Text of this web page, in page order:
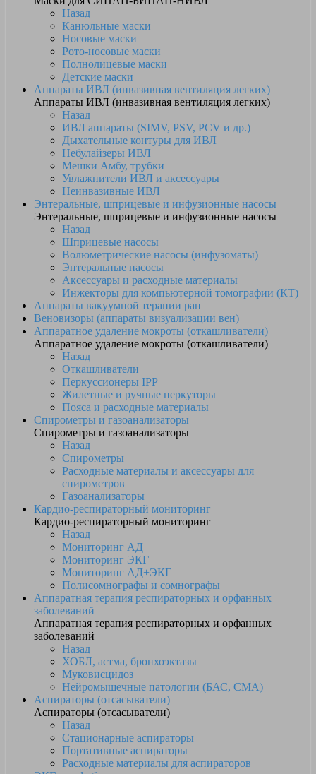
Назад
Канюльные маски
Носовые маски
Рото-носовые маски
Полнолицевые маски
Детские маски
Аппараты ИВЛ (инвазивная вентиляция легких)
Аппараты ИВЛ (инвазивная вентиляция легких)
Назад
ИВЛ аппараты (SIMV, PSV, PCV и др.)
Дыхательные контуры для ИВЛ
Небулайзеры ИВЛ
Мешки Амбу, трубки
Увлажнители ИВЛ и аксессуары
Неинвазивные ИВЛ
Энтеральные, шприцевые и инфузионные насосы
Энтеральные, шприцевые и инфузионные насосы
Назад
Шприцевые насосы
Волюметрические насосы (инфузоматы)
Энтеральные насосы
Аксессуары и расходные материалы
Инжекторы для компьютерной томографии (КТ)
Аппараты вакуумной терапии ран
Веновизоры (аппараты визуализации вен)
Аппаратное удаление мокроты (откашливатели)
Аппаратное удаление мокроты (откашливатели)
Назад
Откашливатели
Перкуссионеры IPP
Жилетные и ручные перкуторы
Пояса и расходные материалы
Спирометры и газоанализаторы
Спирометры и газоанализаторы
Назад
Спирометры
Расходные материалы и аксессуары для
спирометров
Газоанализаторы
Кардио-респираторный мониторинг
Кардио-респираторный мониторинг
Назад
Мониторинг АД
Мониторинг ЭКГ
Мониторинг АД+ЭКГ
Полисомнографы и сомнографы
Аппаратная терапия респираторных и орфанных
заболеваний
Аппаратная терапия респираторных и орфанных
заболеваний
Назад
ХОБЛ, астма, бронхоэктазы
Муковисцидоз
Нейромышечные патологии (БАС, СМА)
Аспираторы (отсасыватели)
Аспираторы (отсасыватели)
Назад
Стационарные аспираторы
Портативные аспираторы
Расходные материалы для аспираторов